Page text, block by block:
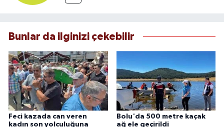
Bunlar da ilginizi çekebilir
Feci kazada can veren
kadın son yolculuğuna
Bolu'da 500 metre kaçak
ağ ele geçirildi